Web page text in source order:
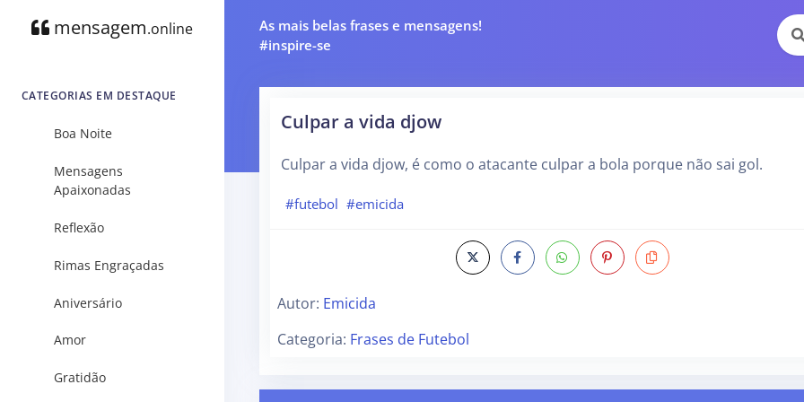
mensagem.online
CATEGORIAS EM DESTAQUE
Boa Noite
Mensagens
Apaixonadas
Reflexão
Rimas Engraçadas
Aniversário
Amor
Gratidão
As mais belas frases e mensagens!
#inspire-se
Culpar a vida djow
Culpar a vida djow, é como o atacante culpar a bola porque não sai gol.
#futebol #emicida
Autor: Emicida
Categoria: Frases de Futebol